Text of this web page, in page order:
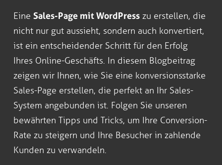
Eine Sales-Page mit WordPress zu erstellen, die
nicht nur gut aussieht, sondern auch konvertiert,
ist ein entscheidender Schritt für den Erfolg
Ihres Online-Geschäfts. In diesem Blogbeitrag
zeigen wir Ihnen, wie Sie eine konversionsstarke
Sales-Page erstellen, die perfekt an Ihr Sales-
System angebunden ist. Folgen Sie unseren
bewährten Tipps und Tricks, um Ihre Conversion-
Rate zu steigern und Ihre Besucher in zahlende
Kunden zu verwandeln.